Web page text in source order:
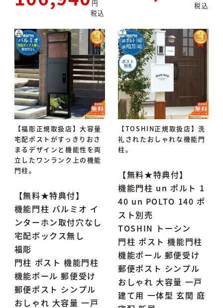
税込
税込
【福彫正規取扱店】大容量
宅配ポストがすっきりおさ
まるデザインと機能性を両
立したワンランク上の機能
門柱。
【無料★特典付】
機能門柱 バルミオ イ
ンターホン取付穴なし
宅配ボックス無し
福彫
門柱 ポスト 機能門柱
機能ポール 郵便受け
郵便ポスト シンプル
おしゃれ 大容量 一戸
【TOSHIN正規取扱店】洗
礼されたおしゃれな機能門
柱。
【無料★特典付】
機能門柱 un ポルト 1
40 un POLTO 140 ポ
スト別売
TOSHIN トーシン
門柱 ポスト 機能門柱
機能ポール 郵便受け
郵便ポスト シンプル
おしゃれ 大容量 一戸
建て用 一体型 玄関 庭